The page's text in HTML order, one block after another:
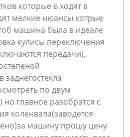
которые в ходят в
мелкие нюансы котрые
машина была в идеале
кулисы переключения
передачи),
заднегостекла
по двум
главное разобратся с
коленвала(заводется
машину прошу цену